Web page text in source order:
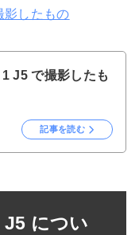
影したもの
J5 で撮影したも
記事を読む
J5 につい